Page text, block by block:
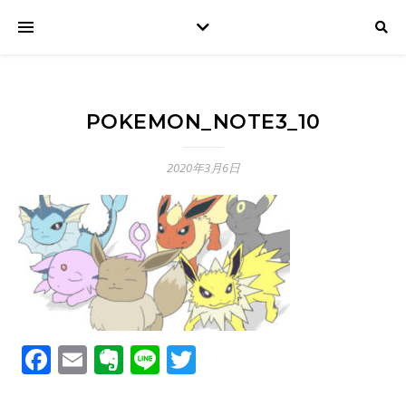
POKEMON_NOTE3_10
2020年3月6日
Facebook
EmailEvernote
Line